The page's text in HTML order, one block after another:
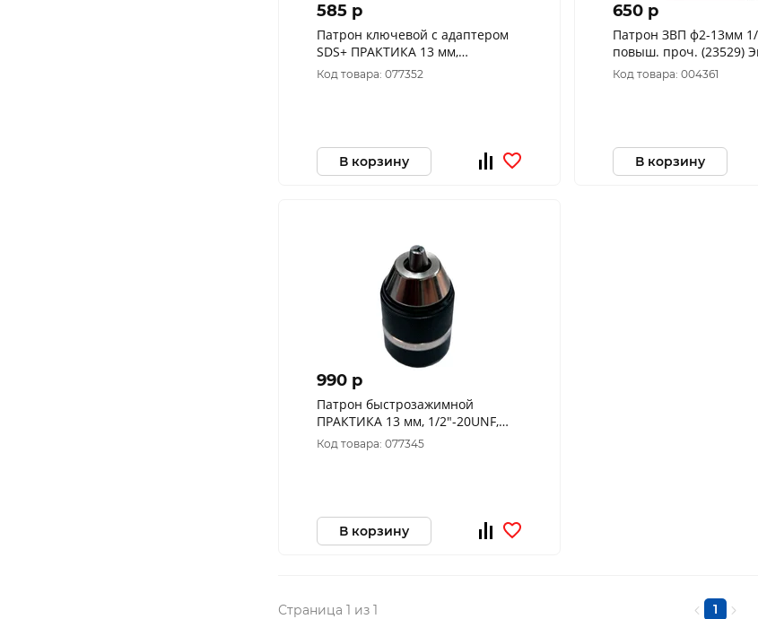
585 p
Патрон ключевой с адаптером
SDS+ ПРАКТИКА 13 мм,
1/2"-20UNF (1шт.) блистер 030-
993
Код товара: 077352
В корзину
650 p
Патрон ЗВП ф2-13мм
повыш. проч. (23529)
Код товара: 004361
В корзину
990 p
Патрон быстрозажимной
ПРАКТИКА 13 мм, 1/2"-20UNF,
цельнометаллический (1шт.)
коробка 030-986
Код товара: 077345
В корзину
Страница 1 из 1 1